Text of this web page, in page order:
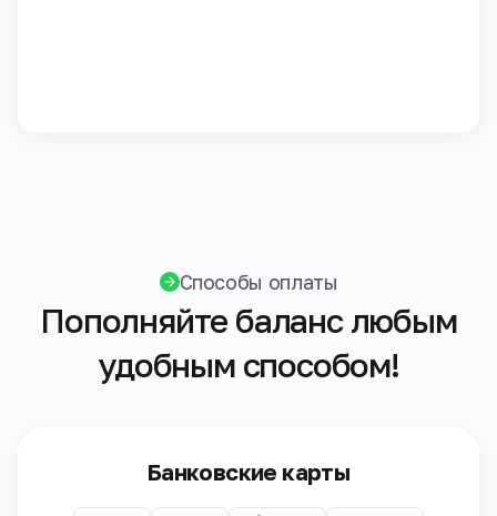
Способы оплаты
Пополняйте баланс любым
удобным способом!
Банковские карты